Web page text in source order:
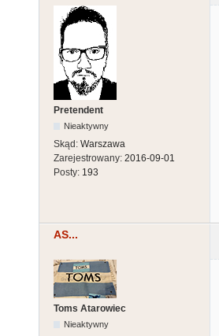
Pretendent
Nieaktywny
Skąd: Warszawa
Zarejestrowany: 2016-09-01
Posty: 193
AS...
Toms Atarowiec
Nieaktywny